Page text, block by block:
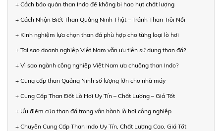
+ Cách bảo quản than Indo để không bị hao hụt chất lượng
+ Cách Nhận Biết Than Quảng Ninh Thật – Tránh Than Trôi Nổi
+ Kinh nghiệm lựa chọn than đá phù hợp cho từng loại lò hơi
+ Tại sao doanh nghiệp Việt Nam vẫn ưu tiên sử dụng than đá?
+ Vì sao ngành công nghiệp Việt Nam ưa chuộng than Indo?
+ Cung cấp than Quảng Ninh số lượng lớn cho nhà máy
+ Cung Cấp Than Đốt Lò Hơi Uy Tín – Chất Lượng – Giá Tốt
+ Ưu điểm của than đá trong vận hành lò hơi công nghiệp
+ Chuyên Cung Cấp Than Indo Uy Tín, Chất Lượng Cao, Giá Tốt